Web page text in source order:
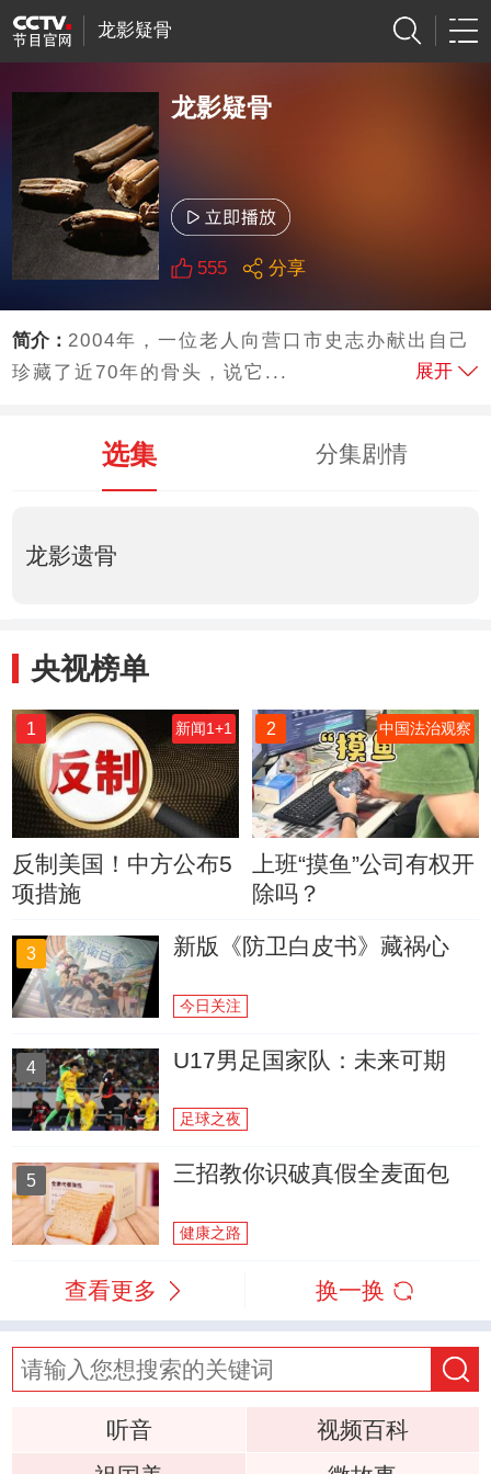
龙影疑骨
龙影疑骨
555 分享
简介： 2004年，一位老人向营口市史志办献出自己
珍藏了近70年的骨头，说它...
展开
选集 分集剧情
龙影遗骨
央视榜单
1 新闻1+1
反制美国！中方公布5
项措施
2 中国法治观察
上班“摸鱼”公司有权开
除吗？
3 新版《防卫白皮书》藏祸心
今日关注
4 U17男足国家队：未来可期
足球之夜
5 三招教你识破真假全麦面包
健康之路
查看更多 换一换
听音
视频百科